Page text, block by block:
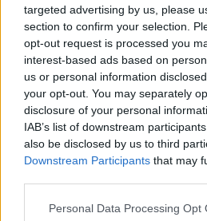
targeted advertising by us, please
section to confirm your selection.
opt-out request is processed you
interest-based ads based on
us or personal information
your opt-out. You may separately
disclosure of your personal
IAB’s list of downstream
also be disclosed by us to third
Downstream Participants that may
Personal Data Processing Opt
Classic
Riepilogo stagione